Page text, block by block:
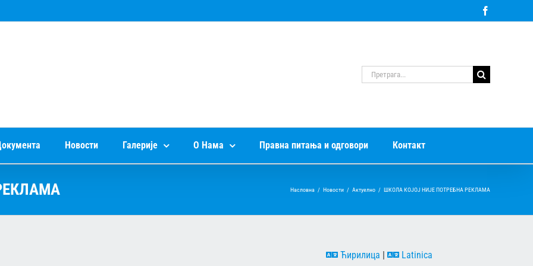
Претрага
за:
Новости Галерије О Нама Правна питања и одговори Контакт
Насловна / Новости / Актуелно / ШКОЛА КОЈОЈ НИЈЕ ПОТРЕБНА РЕКЛАМА
Ћирилица Latinica